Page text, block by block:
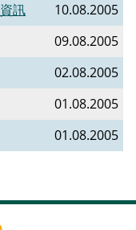
訊
10.08.2005
09.08.2005
02.08.2005
01.08.2005
01.08.2005